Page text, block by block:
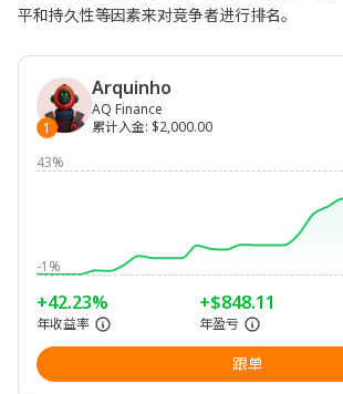
平和持久性等因素来对竞争者进行排名。
1
Arquinho
AQ Finance
累计入金: $2,000.00
43%
-1%
+42.23%
年收益率
+$848.11
年盈亏
跟单